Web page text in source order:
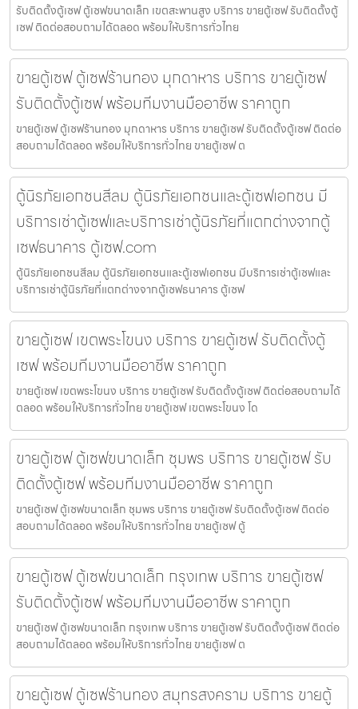
รับติดตั้งตู้เซฟ ตู้เซฟขนาดเล็ก เขตสะพานสูง บริการ ขายตู้เซฟ รับติดตั้งตู้
เซฟ ติดต่อสอบถามได้ตลอด พร้อมให้บริการทั่วไทย
ขายตู้เซฟ ตู้เซฟร้านทอง มุกดาหาร บริการ ขายตู้เซฟ
รับติดตั้งตู้เซฟ พร้อมทีมงานมืออาชีพ ราคาถูก
ขายตู้เซฟ ตู้เซฟร้านทอง มุกดาหาร บริการ ขายตู้เซฟ รับติดตั้งตู้เซฟ ติดต่อ
สอบถามได้ตลอด พร้อมให้บริการทั่วไทย ขายตู้เซฟ ต
ตู้นิรภัยเอกชนสีลม ตู้นิรภัยเอกชนและตู้เซฟเอกชน มี
บริการเช่าตู้เซฟและบริการเช่าตู้นิรภัยที่แตกต่างจากตู้
เซฟธนาคาร ตู้เซฟ.com
ตู้นิรภัยเอกชนสีลม ตู้นิรภัยเอกชนและตู้เซฟเอกชน มีบริการเช่าตู้เซฟและ
บริการเช่าตู้นิรภัยที่แตกต่างจากตู้เซฟธนาคาร ตู้เซฟ
ขายตู้เซฟ เขตพระโขนง บริการ ขายตู้เซฟ รับติดตั้งตู้
เซฟ พร้อมทีมงานมืออาชีพ ราคาถูก
ขายตู้เซฟ เขตพระโขนง บริการ ขายตู้เซฟ รับติดตั้งตู้เซฟ ติดต่อสอบถามได้
ตลอด พร้อมให้บริการทั่วไทย ขายตู้เซฟ เขตพระโขนง โด
ขายตู้เซฟ ตู้เซฟขนาดเล็ก ชุมพร บริการ ขายตู้เซฟ รับ
ติดตั้งตู้เซฟ พร้อมทีมงานมืออาชีพ ราคาถูก
ขายตู้เซฟ ตู้เซฟขนาดเล็ก ชุมพร บริการ ขายตู้เซฟ รับติดตั้งตู้เซฟ ติดต่อ
สอบถามได้ตลอด พร้อมให้บริการทั่วไทย ขายตู้เซฟ ตู้
ขายตู้เซฟ ตู้เซฟขนาดเล็ก กรุงเทพ บริการ ขายตู้เซฟ
รับติดตั้งตู้เซฟ พร้อมทีมงานมืออาชีพ ราคาถูก
ขายตู้เซฟ ตู้เซฟขนาดเล็ก กรุงเทพ บริการ ขายตู้เซฟ รับติดตั้งตู้เซฟ ติดต่อ
สอบถามได้ตลอด พร้อมให้บริการทั่วไทย ขายตู้เซฟ ต
ขายตู้เซฟ ตู้เซฟร้านทอง สมุทรสงคราม บริการ ขายตู้